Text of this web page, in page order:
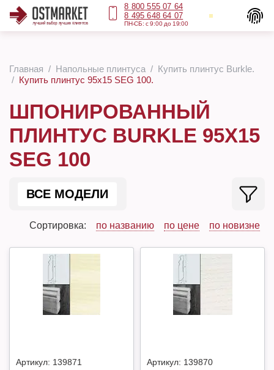
8 800 555 07 64
8 495 648 64 07
ПН-СБ: с 9:00 до 19:00
Главная Напольные плинтуса
Купить плинтус Burkle.
Купить плинтус 95х15 SEG 100.
ШПОНИРОВАННЫЙ
ПЛИНТУС BURKLE 95Х15
SEG 100
ВСЕ МОДЕЛИ
Сортировка: по названию по цене по новизне
Артикул: 139871 Артикул: 139870